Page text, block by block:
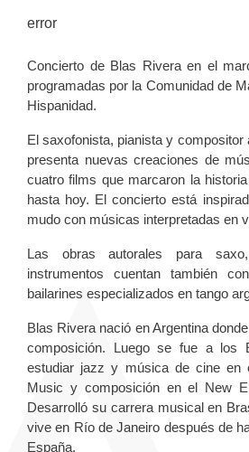
error
Concierto de Blas Rivera en el
programadas por la Comunidad de
Hispanidad.
El saxofonista, pianista y compositor
presenta nuevas creaciones de
cuatro films que marcaron la
hasta hoy. El concierto está
mudo con músicas interpretadas en
Las obras autorales para
instrumentos cuentan también
bailarines especializados en tango
Blas Rivera nació en Argentina
composición. Luego se fue a los
estudiar jazz y música de cine en
Music y composición en el New
Desarrolló su carrera musical en
vive en Río de Janeiro después de
España.